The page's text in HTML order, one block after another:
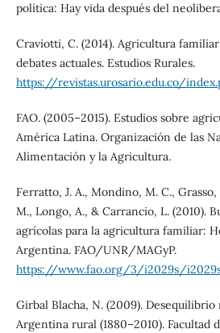
política: Hay vida después del
Craviotti, C. (2014). Agricultura
debates actuales. Estudios Rurales.
https://revistas.urosario.edu.co/
FAO. (2005–2015). Estudios sobre
América Latina. Organización de las
Alimentación y la Agricultura.
Ferratto, J. A., Mondino, M. C.,
M., Longo, A., & Carrancio, L. (2010).
agrícolas para la agricultura familiar:
Argentina. FAO/UNR/MAGyP.
https://www.fao.org/3/i2029s/
Girbal Blacha, N. (2009).
Argentina rural (1880–2010). Facultad